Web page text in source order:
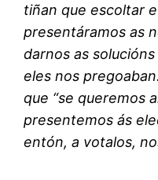
tiñan que escoltar
presentáramos as
darnos as
eles nos
que “se queremos
presentemos ás
entón, a votalos,